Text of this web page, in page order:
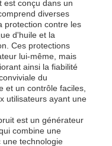
est conçu dans un
diverses
protection contre les
d'huile et la
Ces protections
lui-même, mais
ainsi la fiabilité
du
et un contrôle faciles,
utilisateurs ayant une
est un générateur
combine une
une technologie